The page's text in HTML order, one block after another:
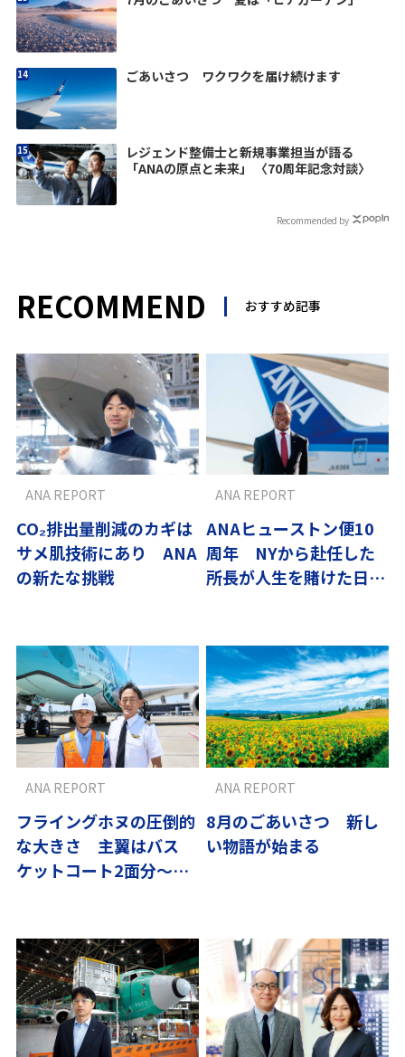
ごあいさつ ワクワクを届け続けます
レジェンド整備士と新規事業担当が語る
「ANAの原点と未来」 〈70周年記念対談〉
Recommended by
RECOMMEND おすすめ記事
CO₂排出量削減のカギは
サメ肌技術にあり ANA
の新たな挑戦
ANA REPORT
ANAヒューストン便10
周年 NYから赴任した
所長が人生を賭けた日本
ANA REPORT
フライングホヌの圧倒的
な大きさ 主翼はバス
ケットコート2面分〜翼
ANA REPORT
8月のごあいさつ 新し
い物語が始まる
ANA REPORT